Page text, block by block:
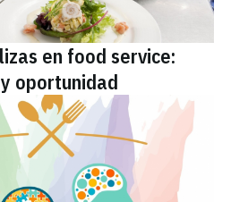
en food service:
oportunidad